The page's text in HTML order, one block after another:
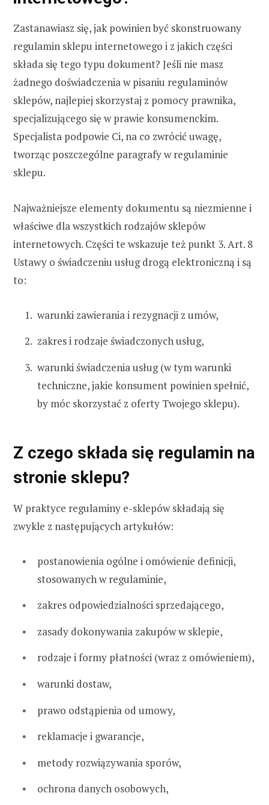
Zastanawiasz się, jak powinien być skonstruowany
regulamin sklepu internetowego i z jakich części
składa się tego typu dokument? Jeśli nie masz
żadnego doświadczenia w pisaniu regulaminów
sklepów, najlepiej skorzystaj z pomocy prawnika,
specjalizującego się w prawie konsumenckim.
Specjalista podpowie Ci, na co zwrócić uwagę,
tworząc poszczególne paragrafy w regulaminie
sklepu.
Najważniejsze elementy dokumentu są niezmienne i
właściwe dla wszystkich rodzajów sklepów
internetowych. Części te wskazuje też punkt 3. Art. 8
Ustawy o świadczeniu usług drogą elektroniczną i są
to:
warunki zawierania i rezygnacji z umów,
zakres i rodzaje świadczonych usług,
warunki świadczenia usług (w tym warunki
techniczne, jakie konsument powinien spełnić,
by móc skorzystać z oferty Twojego sklepu).
Z czego składa się regulamin na
stronie sklepu?
W praktyce regulaminy e-sklepów składają się
zwykle z następujących artykułów:
postanowienia ogólne i omówienie definicji,
stosowanych w regulaminie,
zakres odpowiedzialności sprzedającego,
zasady dokonywania zakupów w sklepie,
rodzaje i formy płatności (wraz z omówieniem),
warunki dostaw,
prawo odstąpienia od umowy,
reklamacje i gwarancje,
metody rozwiązywania sporów,
ochrona danych osobowych,